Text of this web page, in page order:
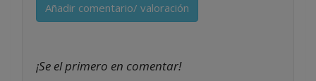
Añadir comentario/ valoración
¡Se el primero en comentar!